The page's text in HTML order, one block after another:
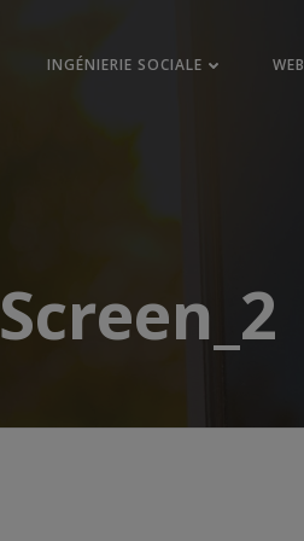
INGÉNIERIE SOCIALE WEB
Screen_2